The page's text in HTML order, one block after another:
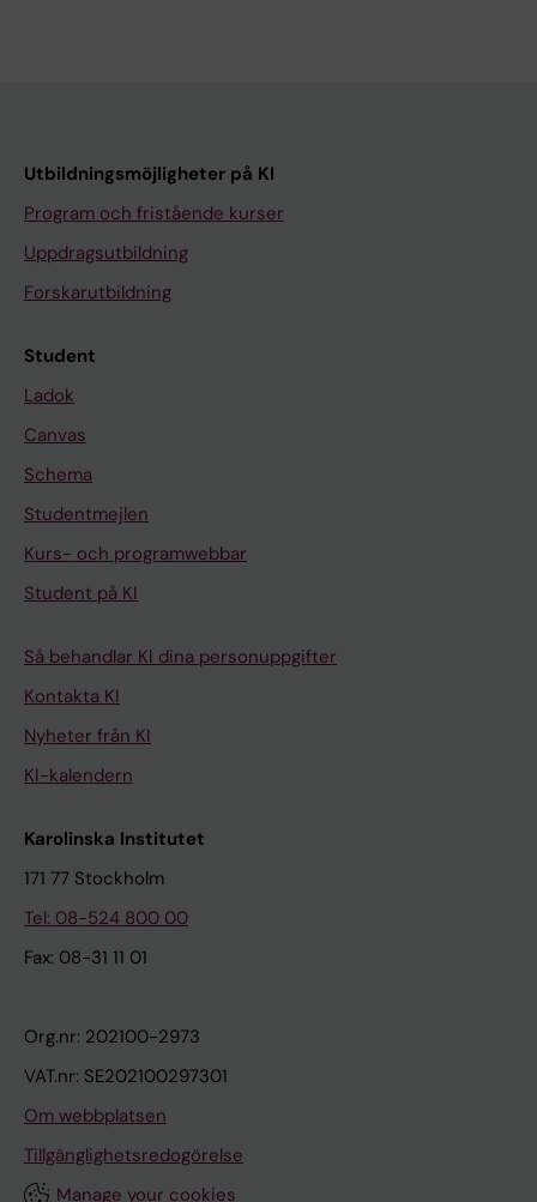
Utbildningsmöjligheter på KI
Program och fristående kurser
Uppdragsutbildning
Forskarutbildning
Student
Ladok
Canvas
Schema
Studentmejlen
Kurs- och programwebbar
Student på KI
Så behandlar KI dina personuppgifter
Kontakta KI
Nyheter från KI
KI-kalendern
Karolinska Institutet
171 77 Stockholm
Tel: 08-524 800 00
Fax: 08-31 11 01
Org.nr: 202100-2973
VAT.nr: SE202100297301
Om webbplatsen
Tillgänglighetsredogörelse
Manage your cookies